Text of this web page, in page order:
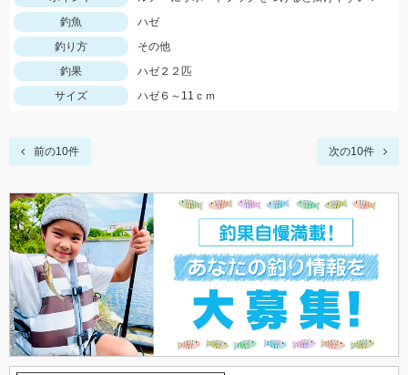
釣魚
ハゼ
釣り方
その他
釣果
ハゼ２２匹
サイズ
ハゼ６～11ｃｍ
前の10件 次の10件